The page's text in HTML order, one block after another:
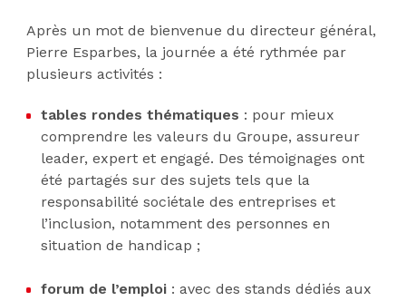
Après un mot de bienvenue du directeur général,
Pierre Esparbes, la journée a été rythmée par
plusieurs activités :
tables rondes thématiques : pour mieux
comprendre les valeurs du Groupe, assureur
leader, expert et engagé. Des témoignages ont
été partagés sur des sujets tels que la
responsabilité sociétale des entreprises et
l’inclusion, notamment des personnes en
situation de handicap ;
forum de l’emploi: avec des stands dédiés aux